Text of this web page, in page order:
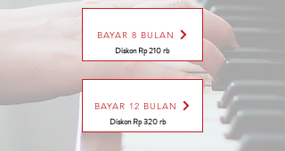
BAYAR 8 BULAN
Diskon Rp 210 rb
BAYAR 12 BULAN
Diskon Rp 320 rb